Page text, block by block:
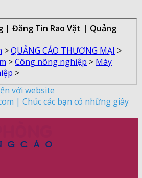
| Đăng Tin Rao Vặt | Quảng
>QUẢNG CÁO THƯƠNG MẠI >
>Công nông nghiệp > Máy
>
với website
| Chúc các bạn có những giây